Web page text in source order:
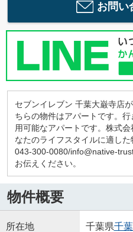
お問い
セブンイレブン 千葉大巌寺店
ちらの物件はアパートです。
用可能なアパートです。株式
なたのライフスタイルに適した
043-300-0080/info@native-
お伝えください。
物件概要
所在地 千葉県千